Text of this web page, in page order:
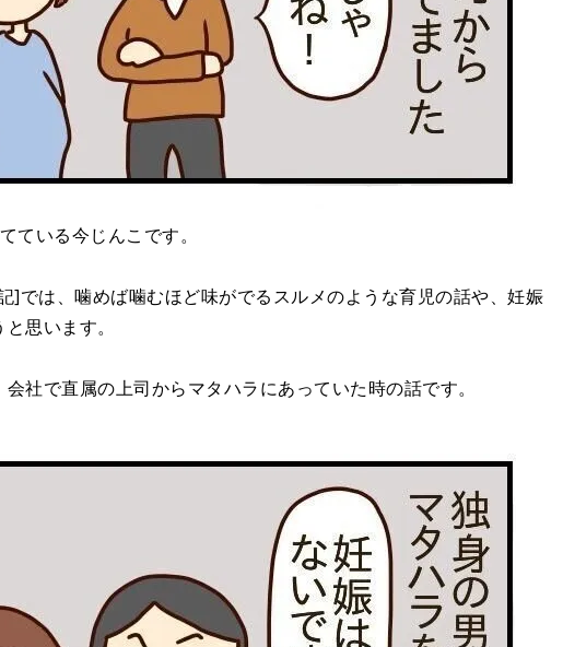
ている今じんこです。
]では、噛めば噛むほど味がでるスルメのような育児の話や、妊娠
思います。
社で直属の上司からマタハラにあっていた時の話です。